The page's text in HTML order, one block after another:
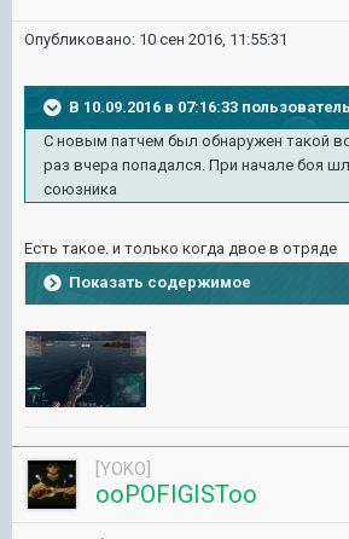
Опубликовано: 10 сен 2016, 11:55:31
В 10.09.2016 в 07:16:33
С новым патчем был обнаружен такой
раз вчера попадался. При начале боя
союзника
Есть такое. и только когда двое в отряде
Показать содержимое
[YOKO]
ooPOFIGISToo